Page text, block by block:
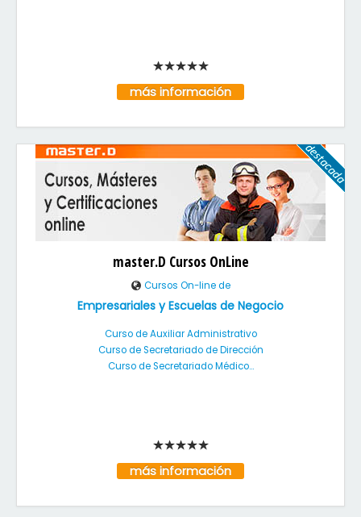
más información
master.D Cursos OnLine
Cursos On-line de
Empresariales y Escuelas de Negocio
Curso de Auxiliar Administrativo
Curso de Secretariado de Dirección
Curso de Secretariado Médico...
más información